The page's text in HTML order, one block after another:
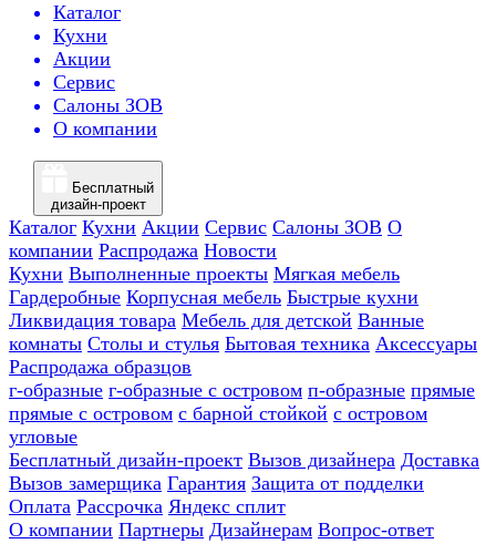
Каталог
Кухни
Акции
Сервис
Салоны ЗОВ
О компании
Бесплатный
дизайн-проект
Каталог Кухни Акции Сервис Салоны ЗОВ О
компании Распродажа Новости
Кухни Выполненные проекты Мягкая мебель
Гардеробные Корпусная мебель Быстрые кухни
Ликвидация товара Мебель для детской Ванные
комнаты Столы и стулья Бытовая техника Аксессуары
Распродажа образцов
г-образные г-образные с островом п-образные прямые
прямые с островом с барной стойкой с островом
угловые
Бесплатный дизайн-проект Вызов дизайнера Доставка
Вызов замерщика Гарантия Защита от подделки
Оплата Рассрочка Яндекс сплит
О компании Партнеры Дизайнерам Вопрос-ответ